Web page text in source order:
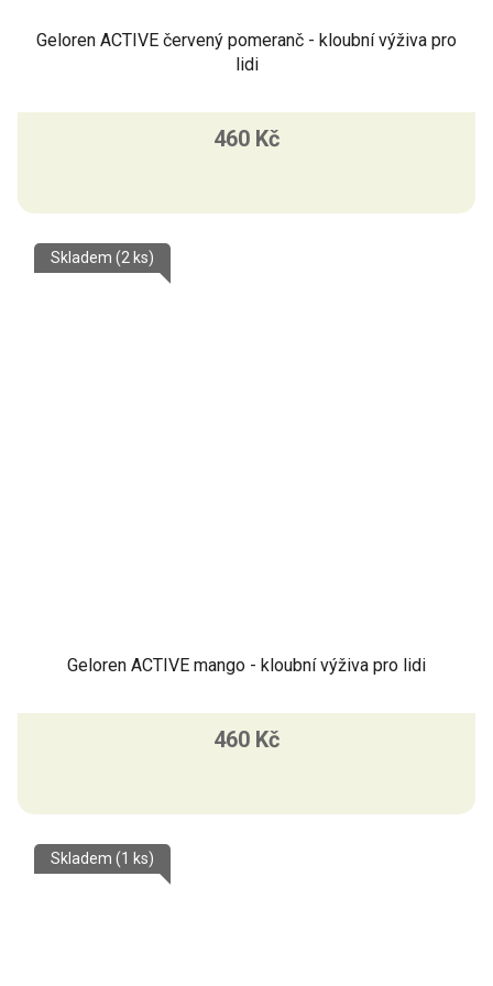
Geloren ACTIVE červený pomeranč - kloubní výživa pro
lidi
460 Kč
Geloren ACTIVE mango - kloubní výživa pro lidi
Skladem (2 ks)
460 Kč
Skladem (1 ks)